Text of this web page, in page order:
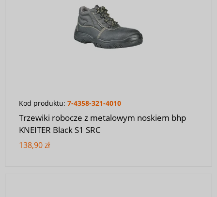
Kod produktu: 7-4358-321-4010
Trzewiki robocze z metalowym noskiem bhp
KNEITER Black S1 SRC
138,90 zł